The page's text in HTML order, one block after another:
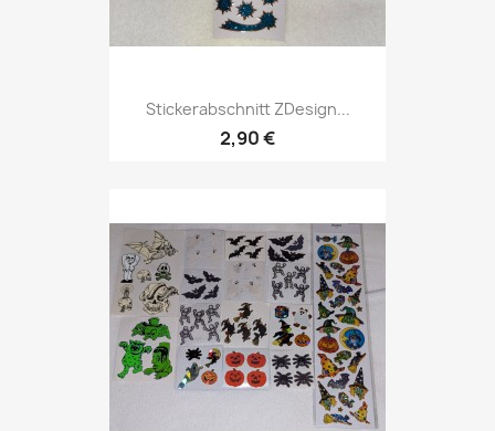
Stickerabschnitt ZDesign...
2,90 €